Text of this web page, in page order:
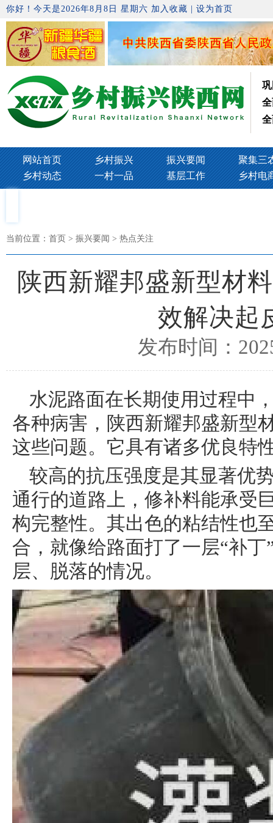
你好！今天是2026年8月8日 星期六 加入收藏 设为首页
网站首页 乡村振兴 振兴要闻
聚集三
乡村动态
一村一品 基层工作 乡村电
当前位置： 首页> 振兴要闻 > 热点关注
陕西新耀邦盛新型材
效解决起
发布时间：
水泥路面在长期使用过程中
各种病害，陕西新耀邦盛新型
这些问题。它具有诸多优良特
较高的抗压强度是其显著优
通行的道路上，修补料能承受
构完整性。其出色的粘结性也
合，就像给路面打了一层“补
层、脱落的情况。